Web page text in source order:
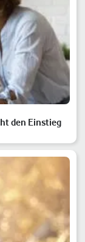
den Einstieg